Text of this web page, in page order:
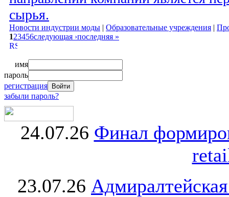
сырья.
Новости индустрии моды | Образовательные учреждения |
123456следующая ›последняя »
имя
пароль
регистрация
забыли пароль?
24.07.26 Финал
23.07.26